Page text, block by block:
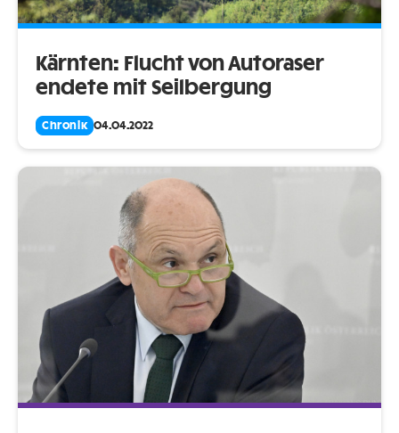
Kärnten: Flucht von Autoraser
endete mit Seilbergung
Chronik 04.04.2022